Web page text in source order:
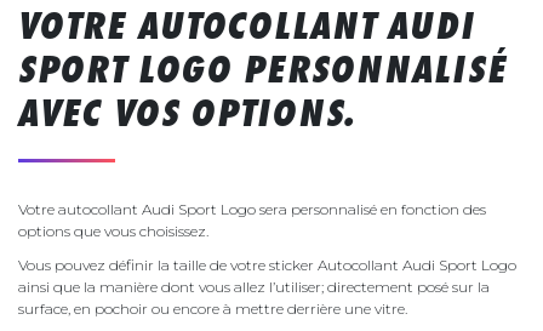
VOTRE AUTOCOLLANT AUDI
SPORT LOGO PERSONNALISÉ
AVEC VOS OPTIONS.
Votre autocollant Audi Sport Logo sera personnalisé en fonction des
options que vous choisissez.
Vous pouvez définir la taille de votre sticker Autocollant Audi Sport Logo
ainsi que la manière dont vous allez l’utiliser; directement posé sur la
surface, en pochoir ou encore à mettre derrière une vitre.